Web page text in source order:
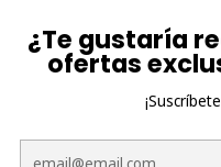
¿Te gustaría
ofertas